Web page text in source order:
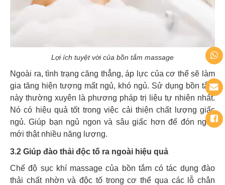
Lợi ích tuyệt vời của bồn tắm massage
Ngoài ra, tình trạng căng thẳng, áp lực của cơ thể sẽ làm
gia tăng hiện tượng mất ngủ, khó ngủ. Sử dụng bồn tắm
này thường xuyên là phương pháp trị liệu tự nhiên nhất.
Nó có hiệu quả tốt trong việc cải thiện chất lượng giấc
ngủ. Giúp bạn ngủ ngon và sâu giấc hơn để đón ngày
mới thật nhiều năng lượng.
3.2 Giúp đào thải độc tố ra ngoài hiệu quả
Chế độ sục khí massage của bồn tắm có tác dụng đào
thải chất nhờn và độc tố trong cơ thể qua các lỗ chân